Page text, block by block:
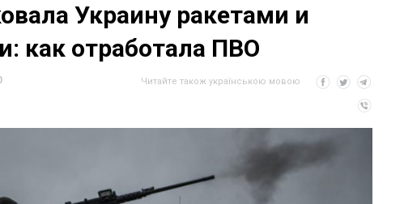
Украину ракетами и
как отработала ПВО
Читайте також українською мовою